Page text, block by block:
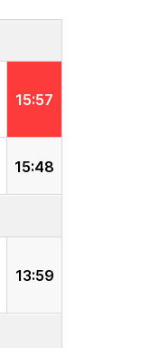
15:57
15:48
13:59